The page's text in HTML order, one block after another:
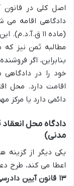
اصل کلی در قانون
دادگاهی اقامه می
(ماده ۱۱
مطالبه ثمن نیز
بنابراین، اگر
خود را در دادگاهی
اقامت دارد. محل
دائمی دارد یا مرکز
مدنی)
یکی دیگر از گزینه
اعطا می کند، طرح
۱۳ قانون آیین دادرسی مدنی